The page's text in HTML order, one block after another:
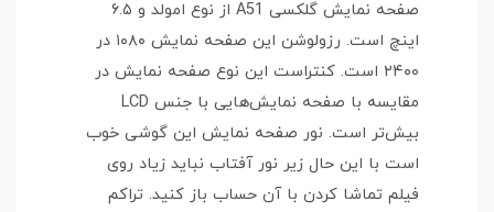
صفحه نمایش گلکسی A51 از نوع امولد و ۶.۵
اینچ است. رزولوشن این صفحه نمایش ۱۰۸۰ در
۲۴۰۰ است. کنتراست این نوع صفحه نمایش در
مقایسه با صفحه نمایش‌هایی با جنس LCD
بیش‌تر است. نور صفحه نمایش این گوشی خوب
است با این حال زیر نور آفتاب نباید زیاد روی
فیلم تماشا کردن با آن حساب باز کنید. تراکم